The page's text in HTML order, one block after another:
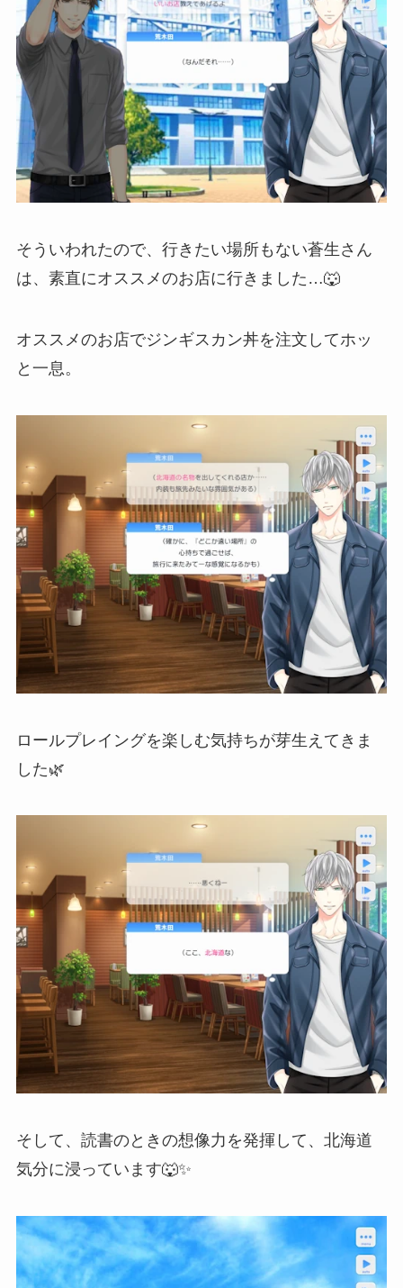
そういわれたので、行きたい場所もない蒼生さん
は、素直にオススメのお店に行きました…🐺
オススメのお店でジンギスカン丼を注文してホッ
と一息。
ロールプレイングを楽しむ気持ちが芽生えてきま
した🌿
そして、読書のときの想像力を発揮して、北海道
気分に浸っています🐺✨